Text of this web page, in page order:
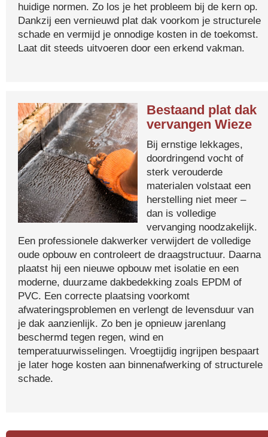
huidige normen. Zo los je het probleem bij de kern op.
Dankzij een vernieuwd plat dak voorkom je structurele
schade en vermijd je onnodige kosten in de toekomst.
Laat dit steeds uitvoeren door een erkend vakman.
Bestaand plat dak
vervangen Wieze
Bij ernstige lekkages,
doordringend vocht of
sterk verouderde
materialen volstaat een
herstelling niet meer –
dan is volledige
vervanging noodzakelijk.
Een professionele dakwerker verwijdert de volledige
oude opbouw en controleert de draagstructuur. Daarna
plaatst hij een nieuwe opbouw met isolatie en een
moderne, duurzame dakbedekking zoals EPDM of
PVC. Een correcte plaatsing voorkomt
afwateringsproblemen en verlengt de levensduur van
je dak aanzienlijk. Zo ben je opnieuw jarenlang
beschermd tegen regen, wind en
temperatuurwisselingen. Vroegtijdig ingrijpen bespaart
je later hoge kosten aan binnenafwerking of structurele
schade.